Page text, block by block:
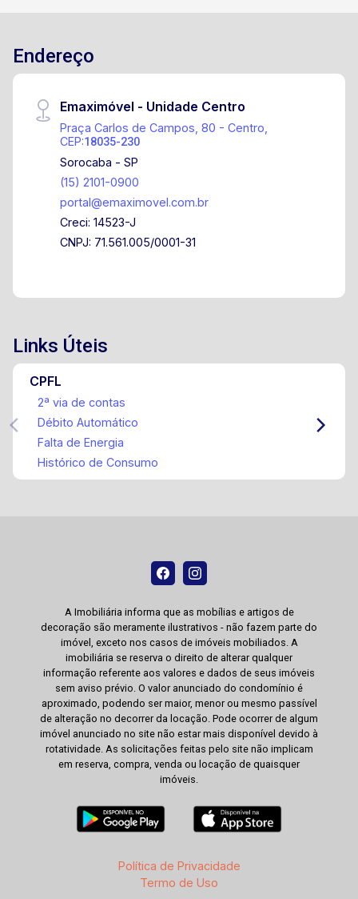
Endereço
Emaximóvel - Unidade Centro
Praça Carlos de Campos, 80 - Centro,
CEP:18035-230
Sorocaba - SP
(15) 2101-0900
portal@emaximovel.com.br
Creci: 14523-J
CNPJ: 71.561.005/0001-31
Links Úteis
CPFL
2ª via de contas
Débito Automático
Falta de Energia
Histórico de Consumo
A Imobiliária informa que as mobílias e artigos de
decoração são meramente ilustrativos - não fazem parte do
imóvel, exceto nos casos de imóveis mobiliados. A
imobiliária se reserva o direito de alterar qualquer
informação referente aos valores e dados de seus imóveis
sem aviso prévio. O valor anunciado do condomínio é
aproximado, podendo ser maior, menor ou mesmo passível
de alteração no decorrer da locação. Pode ocorrer de algum
imóvel anunciado no site não estar mais disponível devido à
rotatividade. As solicitações feitas pelo site não implicam
em reserva, compra, venda ou locação de quaisquer
imóveis.
Política de Privacidade
Termo de Uso